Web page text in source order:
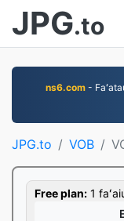
JPG.to
ns6.com -
JPG.to VOB
Free plan: 1